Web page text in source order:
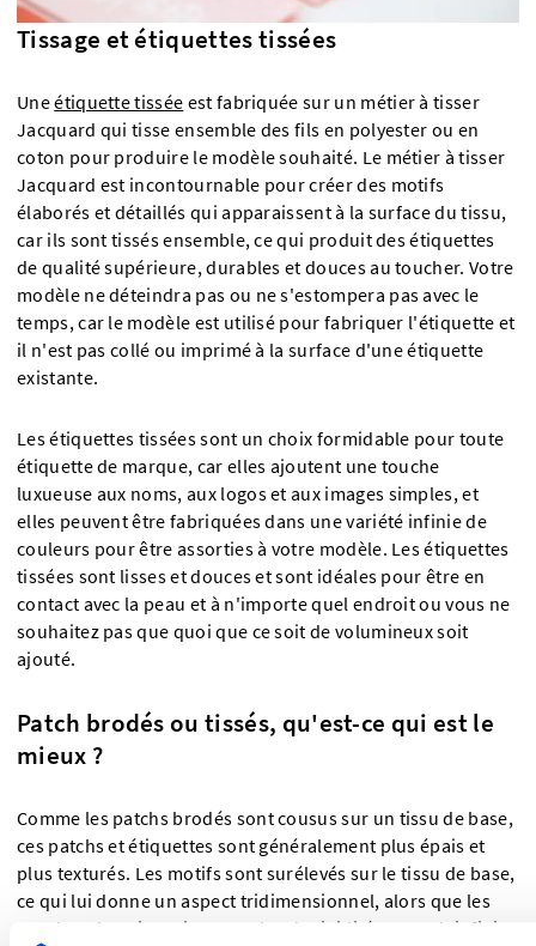
Tissage et étiquettes tissées
Uneétiquette tissée est fabriquée sur un métier à tisser
Jacquard qui tisse ensemble des fils en polyester ou en
coton pour produire le modèle souhaité. Le métier à tisser
Jacquard est incontournable pour créer des motifs
élaborés et détaillés qui apparaissent à la surface du tissu,
car ils sont tissés ensemble, ce qui produit des étiquettes
de qualité supérieure, durables et douces au toucher. Votre
modèle ne déteindra pas ou ne s'estompera pas avec le
temps, car le modèle est utilisé pour fabriquer l'étiquette et
il n'est pas collé ou imprimé à la surface d'une étiquette
existante.
Les étiquettes tissées sont un choix formidable pour toute
étiquette de marque, car elles ajoutent une touche
luxueuse aux noms, aux logos et aux images simples, et
elles peuvent être fabriquées dans une variété infinie de
couleurs pour être assorties à votre modèle. Les étiquettes
tissées sont lisses et douces et sont idéales pour être en
contact avec la peau et à n'importe quel endroit ou vous ne
souhaitez pas que quoi que ce soit de volumineux soit
ajouté.
Patch brodés ou tissés, qu'est-ce qui est le
mieux ?
Comme les patchs brodés sont cousus sur un tissu de base,
ces patchs et étiquettes sont généralement plus épais et
plus texturés. Les motifs sont surélevés sur le tissu de base,
ce qui lui donne un aspect tridimensionnel, alors que les
couches de points ajoutent plus de rigidité au produit fini.